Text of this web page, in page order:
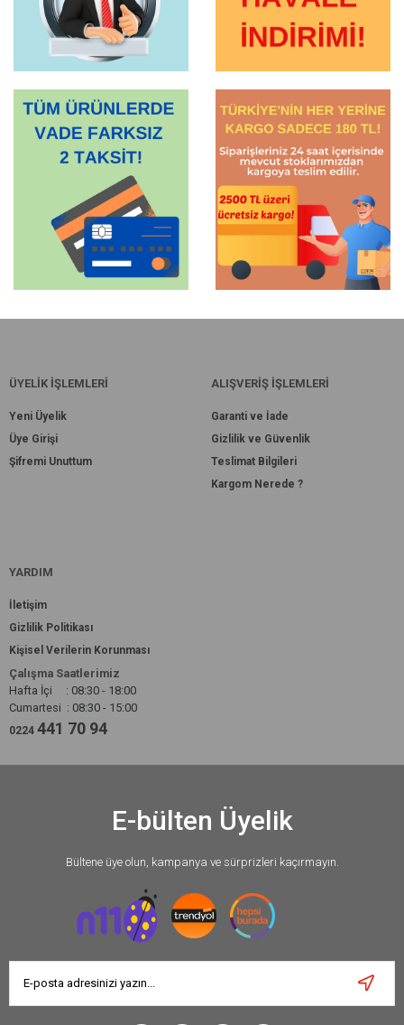
ÜYELİK İŞLEMLERİ
Yeni Üyelik
Üye Girişi
Şifremi Unuttum
ALIŞVERİŞ İŞLEMLERİ
Garanti ve İade
Gizlilik ve Güvenlik
Teslimat Bilgileri
Kargom Nerede ?
YARDIM
İletişim
Gizlilik Politikası
Kişisel Verilerin Korunması
Çalışma Saatlerimiz
Hafta İçi : 08:30 - 18:00
Cumartesi : 08:30 - 15:00
0224 441 70 94
E-bülten Üyelik
Bültene üye olun, kampanya ve sürprizleri kaçırmayın.